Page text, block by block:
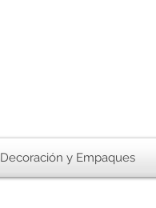
Decoración y Empaques